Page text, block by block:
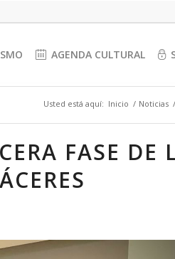
AGENDA CULTURAL
Usted está aquí: Inicio / Noticias /
FASE DE